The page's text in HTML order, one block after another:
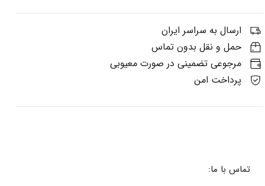
ارسال به سراسر ایران
حمل و نقل بدون تماس
مرجوعی تضمینی در صورت معیوبی
پرداخت امن
تماس با ما: